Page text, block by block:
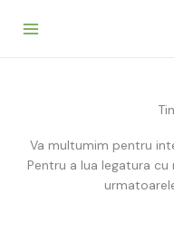
Va multumim pentru
Pentru a lua legatura